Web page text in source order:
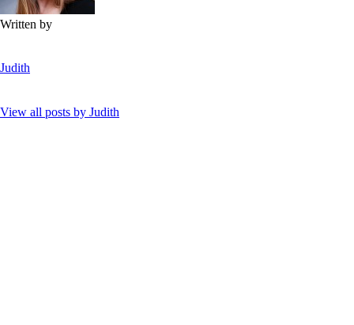
Written by
Judith
View all posts by Judith